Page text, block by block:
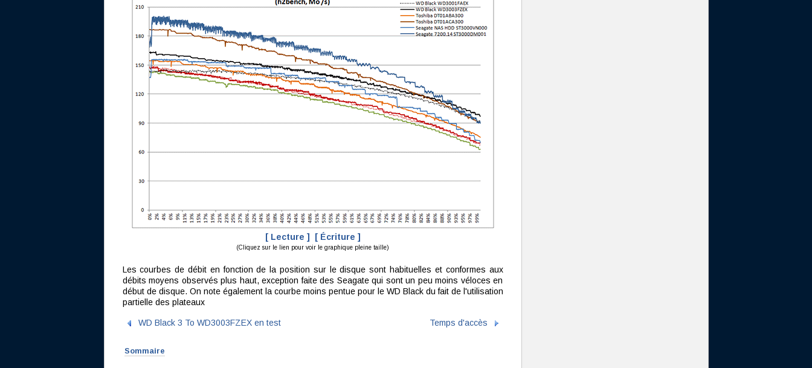
[ Lecture ] [ Écriture ]
(Cliquez sur le lien pour voir le graphique pleine taille)
Les courbes de débit en fonction de la position sur le disque sont habituelles et conformes aux
débits moyens observés plus haut, exception faite des Seagate qui sont un peu moins véloces en
début de disque. On note également la courbe moins pentue pour le WD Black du fait de l'utilisation
partielle des plateaux
WD Black 3 To WD3003FZEX en test Temps d'accès
Sommaire